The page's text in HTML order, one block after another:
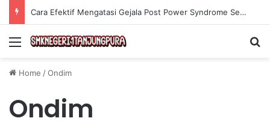
Cara Efektif Mengatasi Gejala Post Power Syndrome Setelah Pensiun Kerja
Menu
Home /Ondim
Ondim